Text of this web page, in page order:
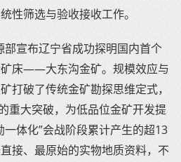
性筛选与验收接收工作。
宣布辽宁省成功探明国内首个
床——大东沟金矿。规模效应与
打破了传统金矿勘探思维定式，
重大突破，为低品位金矿开发提
体化”会战阶段累计产生的超13
接、最原始的实物地质资料，不